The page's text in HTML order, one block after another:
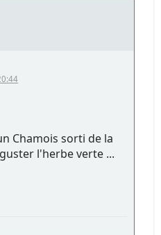
Chamois sorti de la
l'herbe verte ...